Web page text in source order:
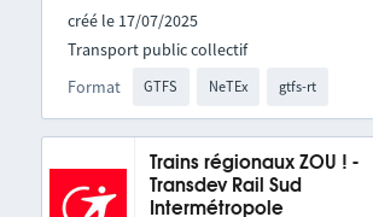
créé le 17/07/2025
Format GTFS NeTEx gtfs-rt
Transport public collectif
Trains régionaux ZOU ! -
Transdev Rail Sud
Intermétropole